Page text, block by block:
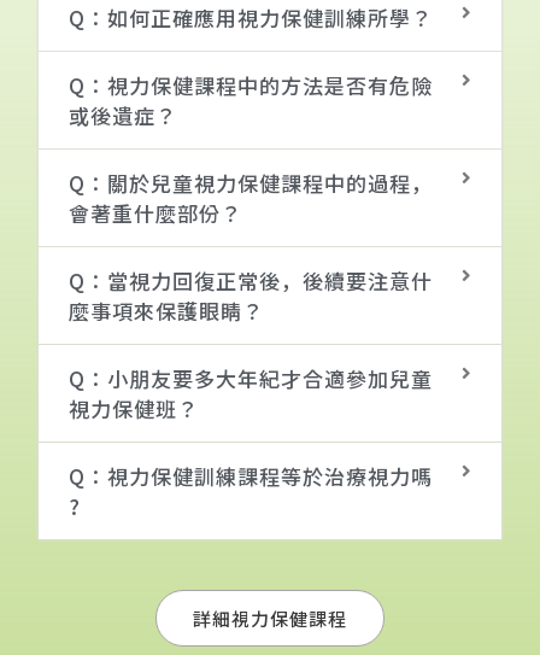
Q：如何正確應用視力保健訓練所學？
Q：視力保健課程中的方法是否有危險
或後遺症？
Q：關於兒童視力保健課程中的過程，
會著重什麼部份？
Q：當視力回復正常後，後續要注意什
麼事項來保護眼睛？
Q：小朋友要多大年紀才合適參加兒童
視力保健班？
Q：視力保健訓練課程等於治療視力嗎
?
詳細視力保健課程